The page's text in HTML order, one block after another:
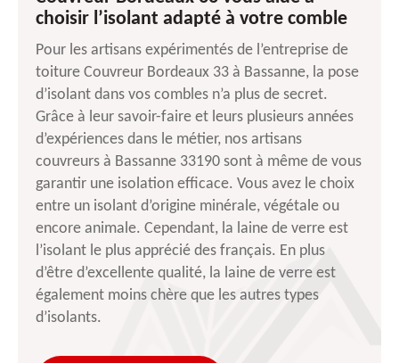
choisir l’isolant adapté à votre comble
Pour les artisans expérimentés de l’entreprise de
toiture Couvreur Bordeaux 33 à Bassanne, la pose
d’isolant dans vos combles n’a plus de secret.
Grâce à leur savoir-faire et leurs plusieurs années
d’expériences dans le métier, nos artisans
couvreurs à Bassanne 33190 sont à même de vous
garantir une isolation efficace. Vous avez le choix
entre un isolant d’origine minérale, végétale ou
encore animale. Cependant, la laine de verre est
l’isolant le plus apprécié des français. En plus
d’être d’excellente qualité, la laine de verre est
également moins chère que les autres types
d’isolants.